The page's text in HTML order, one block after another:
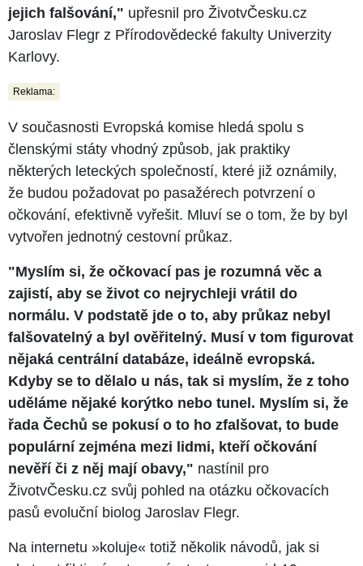
jejich falšování," upřesnil pro ŽivotvČesku.cz
Jaroslav Flegr z Přírodovědecké fakulty Univerzity
Karlovy.
Reklama:
V současnosti Evropská komise hledá spolu s
členskými státy vhodný způsob, jak praktiky
některých leteckých společností, které již oznámily,
že budou požadovat po pasažérech potvrzení o
očkování, efektivně vyřešit. Mluví se o tom, že by byl
vytvořen jednotný cestovní průkaz.
"Myslím si, že očkovací pas je rozumná věc a
zajistí, aby se život co nejrychleji vrátil do
normálu. V podstatě jde o to, aby průkaz nebyl
falšovatelný a byl ověřitelný. Musí v tom figurovat
nějaká centrální databáze, ideálně evropská.
Kdyby se to dělalo u nás, tak si myslím, že z toho
uděláme nějaké korýtko nebo tunel. Myslím si, že
řada Čechů se pokusí o to ho zfalšovat, to bude
populární zejména mezi lidmi, kteří očkování
nevěří či z něj mají obavy," nastínil pro
ŽivotvČesku.cz svůj pohled na otázku očkovacích
pasů evoluční biolog Jaroslav Flegr.
Na internetu »koluje« totiž několik návodů, jak si